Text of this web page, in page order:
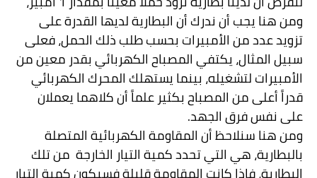
ومن هنا يجب أن ندرك أن البطارية لديها القدرة على
تزويد عدد من الأمبيرات بحسب طلب ذلك الحمل، فعلى
سبيل المثال، يكتفي المصباح الكهربائي بقدر معين من
الأمبيرات لتشغيله، بينما يستهلك المحرك الكهربائي
قدراً أعلى من المصباح بكثير علماً أن كلاهما يعملان
على نفس فرق الجهد.
ومن هنا سنلاحظ أن المقاومة الكهربائية المتصلة
بالبطارية، هي التي تحدد كمية التيار الخارجة من تلك